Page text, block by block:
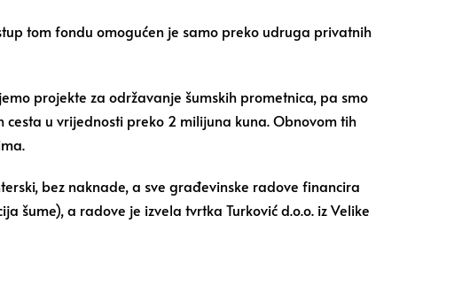
tom fondu omogućen je samo preko udruga privatnih
projekte za održavanje šumskih prometnica, pa smo
u vrijednosti preko 2 milijuna kuna. Obnovom tih
bez naknade, a sve građevinske radove financira
šume), a radove je izvela tvrtka Turković d.o.o. iz Velike